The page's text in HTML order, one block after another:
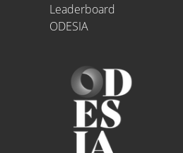
Leaderboard
ODESIA